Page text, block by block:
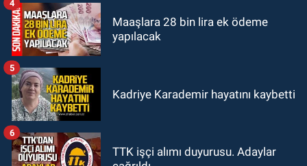
Maaşlara 28 bin lira ek ödeme
yapılacak
4
Kadriye Karademir hayatını kaybetti
5
TTK işçi alımı duyurusu. Adaylar
6